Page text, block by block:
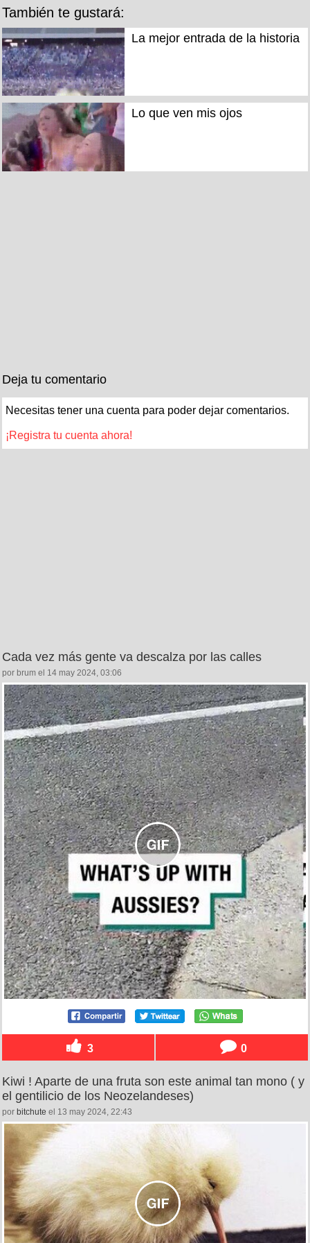
También te gustará:
La mejor entrada de la historia
Lo que ven mis ojos
Deja tu comentario
Necesitas tener una cuenta para poder dejar comentarios.
¡Registra tu cuenta ahora!
Cada vez más gente va descalza por las calles
por brum el 14 may 2024, 03:06
3 0
Kiwi ! Aparte de una fruta son este animal tan mono ( y
el gentilicio de los Neozelandeses)
por bitchute el 13 may 2024, 22:43